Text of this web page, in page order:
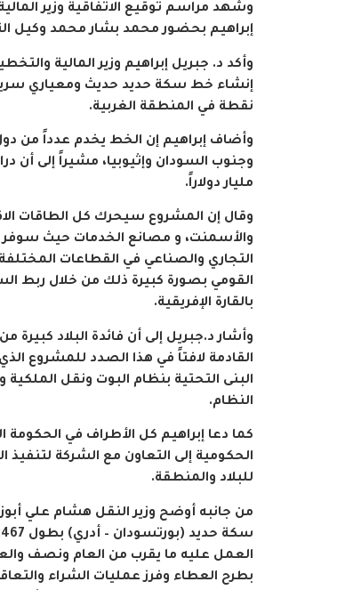
وشهد مراسم توقيع الاتفاقية وزير
إبراهيم بحضور محمد بشار محمد وكيل
وأكد د. جبريل إبراهيم وزير المالية
إنشاء خط سكة حديد حديث ومعياري سريع
نقطة في المنطقة الغربية.
وأضاف إبراهيم إن الخط يخدم عدداً من
مليار دولاراً.
وقال إن المشروع سيحرك كل الطاقات
والأسمنت، و مصانع الخدمات حيث سوفر
التجاري والصناعي في القطاعات
القومي بصورة كبيرة ذلك من خلال ربط
بالقارة الإفريقية.
وأشار د.جبريل إلى أن فائدة البلاد
القادمة لافتاً في هذا الصدد للمشروع
البنى التحتية بنظام البوت ونقل
النظام.
كما دعا إبراهيم كل الأطراف في
الحكومية إلى التعاون مع الشركة
للبلاد والمنطقة.
من جانبه أوضح وزير النقل هشام علي
العمل عليه ما يقرب من العام ونصف
بطرح العطاء وفرز عمليات الشراء